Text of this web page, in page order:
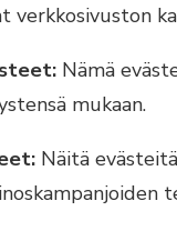
verkkosivuston
Nämä
mukaan.
Näitä